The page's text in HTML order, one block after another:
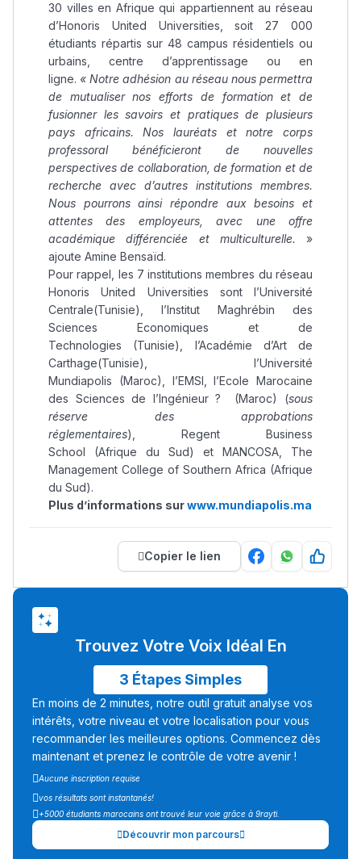
30 villes en Afrique qui appartiennent au réseau
d’Honoris United Universities, soit 27 000
étudiants répartis sur 48 campus résidentiels ou
urbains, centre d’apprentissage ou en
ligne. « Notre adhésion au réseau nous permettra
de mutualiser nos efforts de formation et de
fusionner les savoirs et pratiques de plusieurs
pays africains. Nos lauréats et notre corps
professoral bénéficieront de nouvelles
perspectives de collaboration, de formation et de
recherche avec d’autres institutions membres.
Nous pourrons ainsi répondre aux besoins et
attentes des employeurs, avec une offre
académique différenciée et multiculturelle. »
ajoute Amine Bensaïd.
Pour rappel, les 7 institutions membres du réseau
Honoris United Universities sont l’Université
Centrale(Tunisie), l’Institut Maghrébin des
Sciences Economiques et de
Technologies (Tunisie), l’Académie d’Art de
Carthage(Tunisie), l’Université
Mundiapolis (Maroc), l’EMSI, l’Ecole Marocaine
des Sciences de l’Ingénieur ? (Maroc) (sous
réserve des approbations
réglementaires), Regent Business
School (Afrique du Sud) et MANCOSA, The
Management College of Southern Africa (Afrique
du Sud).
Plus d’informations surwww.mundiapolis.ma
Copier le lien
Trouvez Votre Voix Idéal En
3 Étapes Simples
En moins de 2 minutes, notre outil gratuit analyse vos
intérêts, votre niveau et votre localisation pour vous
recommander les meilleures options. Commencez dès
maintenant et prenez le contrôle de votre avenir !
Aucune inscription requise
vos résultats sont instantanés!
+5000 étudiants marocains ont trouvé leur voie grâce à 9rayti.
Découvrir mon parcours